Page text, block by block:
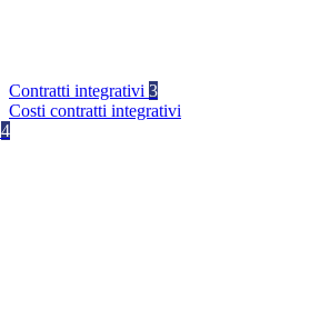
Contratti integrativi 3
Costi contratti integrativi
4